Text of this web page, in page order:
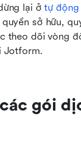
lại ở tự
sở hữu,
theo dõi vòng
Jotform.
gói